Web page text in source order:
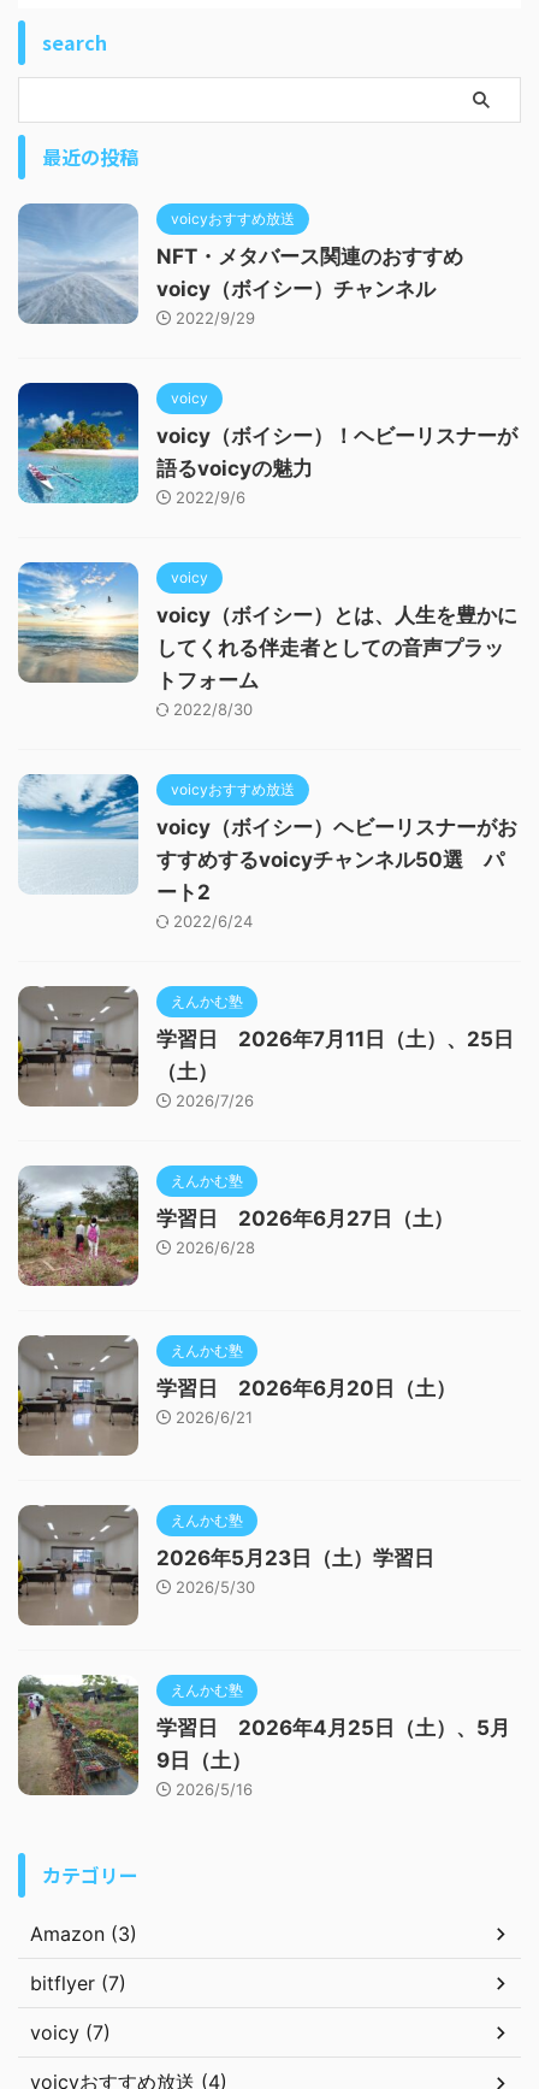
search
最近の投稿
voicyおすすめ放送
NFT・メタバース関連のおすすめ
voicy（ボイシー）チャンネル
2022/9/29
voicy
voicy（ボイシー）！ヘビーリスナーが
語るvoicyの魅力
2022/9/6
voicy
voicy（ボイシー）とは、人生を豊かに
してくれる伴走者としての音声プラッ
トフォーム
2022/8/30
voicyおすすめ放送
voicy（ボイシー）ヘビーリスナーがお
すすめするvoicyチャンネル50選 パ
ート2
2022/6/24
えんかむ塾
学習日 2026年7月11日（土）、25日
（土）
2026/7/26
えんかむ塾
学習日 2026年6月27日（土）
2026/6/28
えんかむ塾
学習日 2026年6月20日（土）
2026/6/21
えんかむ塾
2026年5月23日（土）学習日
2026/5/30
えんかむ塾
学習日 2026年4月25日（土）、5月
9日（土）
2026/5/16
カテゴリー
Amazon (3)
bitflyer (7)
voicy (7)
voicyおすすめ放送 (4)